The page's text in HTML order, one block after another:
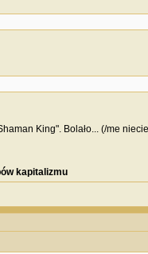
King". Bolało... (/me